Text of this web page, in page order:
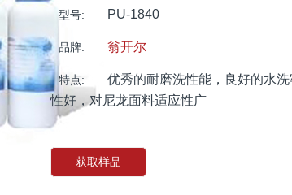
型号: PU-1840
品牌: 翁开尔
特点:
优秀的耐磨洗性能，良好的水
性好，对尼龙面料适应性广
获取样品